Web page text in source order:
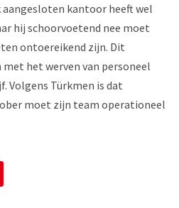
kantoor heeft wel
hij schoorvoetend nee moet
ontoereikend zijn. Dit
het werven van personeel
Volgens Türkmen is dat
moet zijn team operationeel